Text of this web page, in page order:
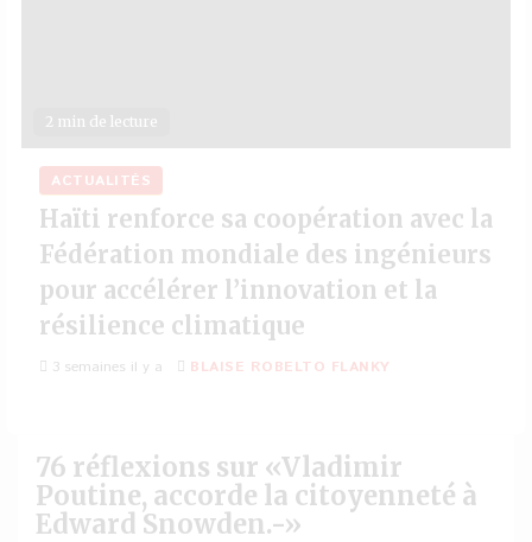
2 min de lecture
ACTUALITÉS
Haïti renforce sa coopération avec la
Fédération mondiale des ingénieurs
pour accélérer l’innovation et la
résilience climatique
3 semaines il y a BLAISE ROBELTO FLANKY
76 réflexions sur «Vladimir
Poutine, accorde la citoyenneté à
Edward Snowden.-»